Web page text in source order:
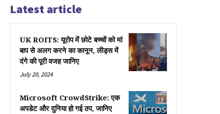
Latest article
UK ROITS: यूरोप में छोटे बच्चों को मां
बाप से अलग करने का कानून, लीड्स में
दंगे की पूरी वजह जानिए
July 20, 2024
Microsoft CrowdStrike: एक
अपडेट और दुनिया हो गई ठप, जानिए